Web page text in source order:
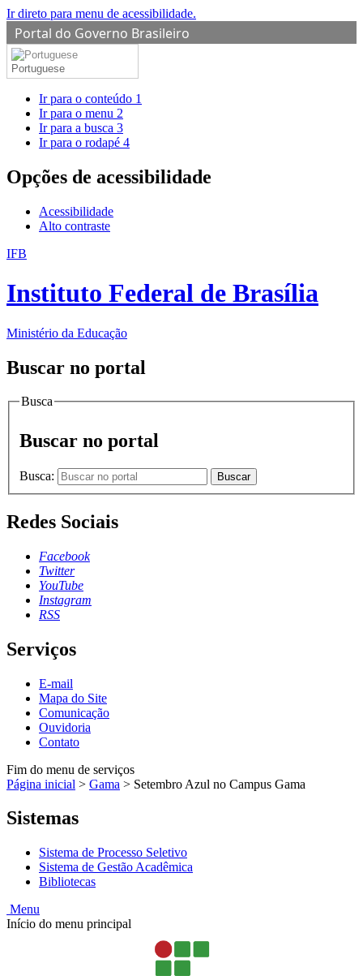
Ir direto para menu de acessibilidade.
Portal do Governo Brasileiro
Portuguese
Ir para o conteúdo 1
Ir para o menu 2
Ir para a busca 3
Ir para o rodapé 4
Opções de acessibilidade
Acessibilidade
Alto contraste
IFB
Instituto Federal de Brasília
Ministério da Educação
Buscar no portal
Busca
Buscar no portal
Busca: Buscar
Redes Sociais
Facebook
Twitter
YouTube
Instagram
RSS
Serviços
E-mail
Mapa do Site
Comunicação
Ouvidoria
Contato
Fim do menu de serviços
Página inicial > Gama > Setembro Azul no Campus Gama
Sistemas
Sistema de Processo Seletivo
Sistema de Gestão Acadêmica
Bibliotecas
Menu
Início do menu principal